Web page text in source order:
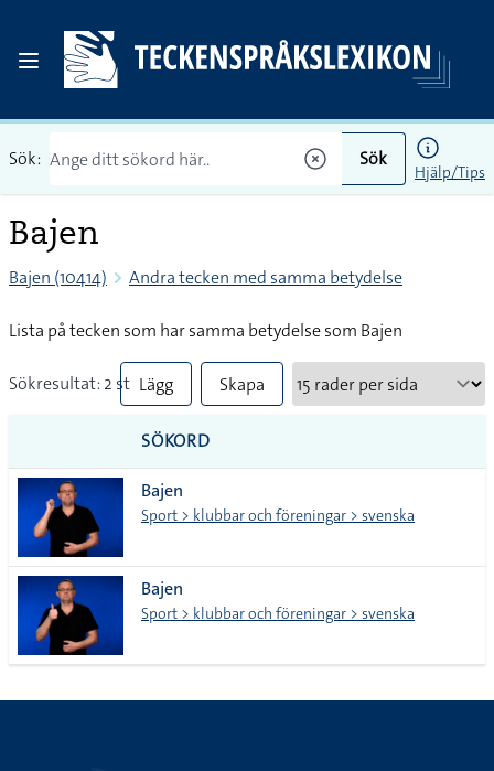
Sök: Sök
Hjälp/Tips
Bajen
Bajen (10414) Andra tecken med samma betydelse
Lista på tecken som har samma betydelse som Bajen
Sökresultat: 2 st Lägg
till
alla i
lista
Skapa
SÖKORD
Bajen
Sport > klubbar och föreningar > svenska
Bajen
Sport > klubbar och föreningar > svenska